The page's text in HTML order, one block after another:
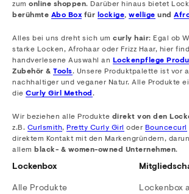
zum online shoppen. Darüber hinaus bietet
berühmte Abo Box für lockige, wellige und
Alles bei uns dreht sich um curly hair: Egal ob
starke Locken, Afrohaar oder Frizz Haar, hier
handverlesene Auswahl an Lockenpflege
Zubehör & Tools. Unsere Produktpalette ist vor
nachhaltiger und veganer Natur. Alle Produkte
die Curly Girl Method .
Wir beziehen alle Produkte direkt von den
z.B. Curlsmith, Pretty Curly Girl oder Bouncecurl
direktem Kontakt mit den Markengründern,
allem black- & women-owned Unternehmen.
Lockenbox
Alle Produkte
Lockenbox